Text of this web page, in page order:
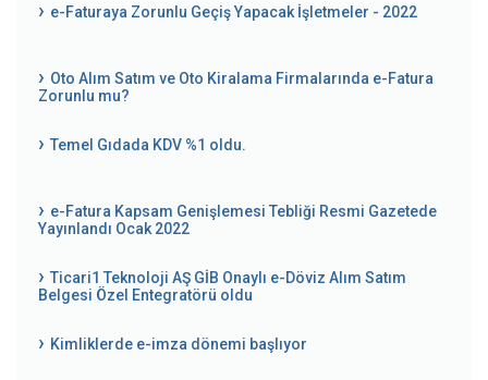
e-Faturaya Zorunlu Geçiş Yapacak İşletmeler - 2022
Oto Alım Satım ve Oto Kiralama Firmalarında e-Fatura
Zorunlu mu?
Temel Gıdada KDV %1 oldu.
e-Fatura Kapsam Genişlemesi Tebliği Resmi Gazetede
Yayınlandı Ocak 2022
Ticari1 Teknoloji AŞ GİB Onaylı e-Döviz Alım Satım
Belgesi Özel Entegratörü oldu
Kimliklerde e-imza dönemi başlıyor